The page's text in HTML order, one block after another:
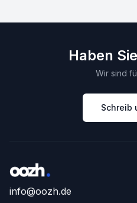
Haben
Wir sind
Schreib
info@oozh.de